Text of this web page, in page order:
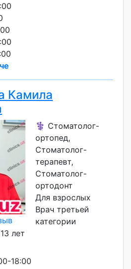
Камила
⚕️ Стоматолог-
ортопед,
Стоматолог-
терапевт,
Стоматолог-
ортодонт
Для взрослых
Врач третьей
категории
лет
18:00